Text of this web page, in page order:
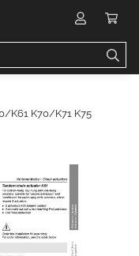
K61 K70/K71 K75